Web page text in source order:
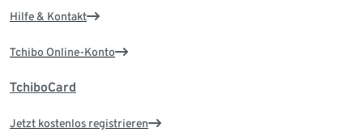
Hilfe & Kontakt
Tchibo Online-Konto
TchiboCard
Jetzt kostenlos registrieren